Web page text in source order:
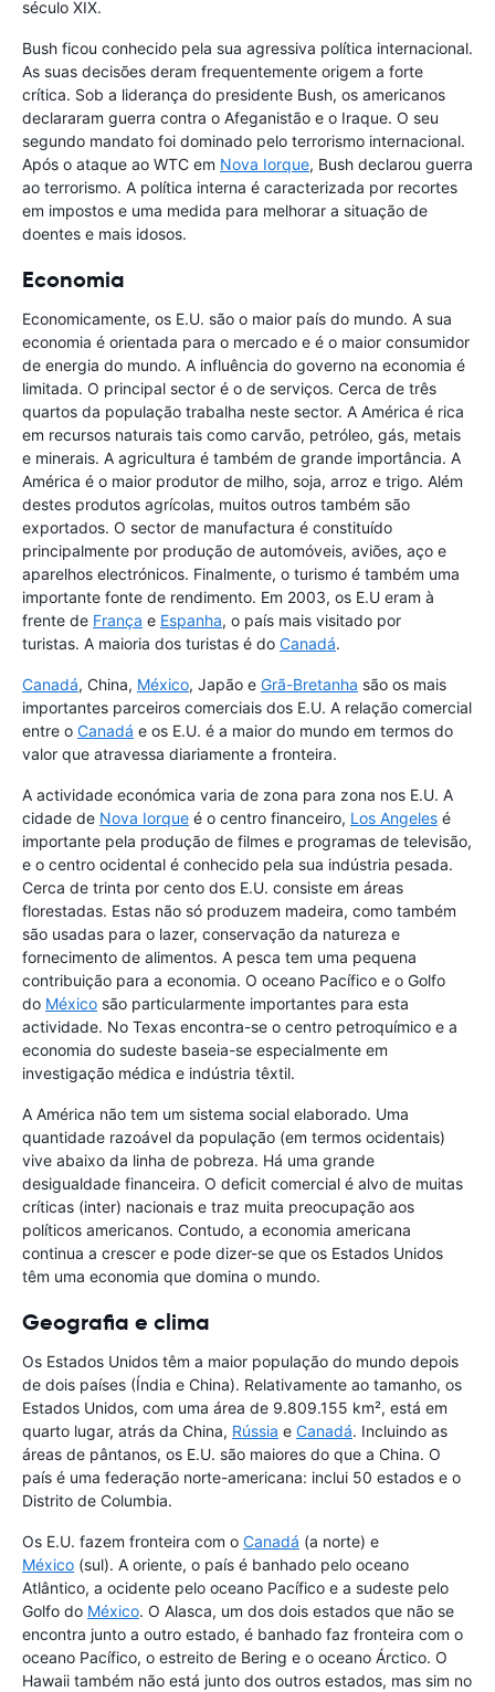
século XIX.
Bush ficou conhecido pela sua agressiva política internacional.
As suas decisões deram frequentemente origem a forte
crítica. Sob a liderança do presidente Bush, os americanos
declararam guerra contra o Afeganistão e o Iraque. O seu
segundo mandato foi dominado pelo terrorismo internacional.
Após o ataque ao WTC em Nova Iorque, Bush declarou guerra
ao terrorismo. A política interna é caracterizada por recortes
em impostos e uma medida para melhorar a situação de
doentes e mais idosos.
Economia
Economicamente, os E.U. são o maior país do mundo. A sua
economia é orientada para o mercado e é o maior consumidor
de energia do mundo. A influência do governo na economia é
limitada. O principal sector é o de serviços. Cerca de três
quartos da população trabalha neste sector. A América é rica
em recursos naturais tais como carvão, petróleo, gás, metais
e minerais. A agricultura é também de grande importância. A
América é o maior produtor de milho, soja, arroz e trigo. Além
destes produtos agrícolas, muitos outros também são
exportados. O sector de manufactura é constituído
principalmente por produção de automóveis, aviões, aço e
aparelhos electrónicos. Finalmente, o turismo é também uma
importante fonte de rendimento. Em 2003, os E.U eram à
frente de França e Espanha, o país mais visitado por
turistas. A maioria dos turistas é do Canadá.
Canadá, China, México, Japão e Grã-Bretanha são os mais
importantes parceiros comerciais dos E.U. A relação comercial
entre o Canadá e os E.U. é a maior do mundo em termos do
valor que atravessa diariamente a fronteira.
A actividade económica varia de zona para zona nos E.U. A
cidade de Nova Iorque é o centro financeiro, Los Angeles é
importante pela produção de filmes e programas de televisão,
e o centro ocidental é conhecido pela sua indústria pesada.
Cerca de trinta por cento dos E.U. consiste em áreas
florestadas. Estas não só produzem madeira, como também
são usadas para o lazer, conservação da natureza e
fornecimento de alimentos. A pesca tem uma pequena
contribuição para a economia. O oceano Pacífico e o Golfo
do México são particularmente importantes para esta
actividade. No Texas encontra-se o centro petroquímico e a
economia do sudeste baseia-se especialmente em
investigação médica e indústria têxtil.
A América não tem um sistema social elaborado. Uma
quantidade razoável da população (em termos ocidentais)
vive abaixo da linha de pobreza. Há uma grande
desigualdade financeira. O deficit comercial é alvo de muitas
críticas (inter) nacionais e traz muita preocupação aos
políticos americanos. Contudo, a economia americana
continua a crescer e pode dizer-se que os Estados Unidos
têm uma economia que domina o mundo.
Geografia e clima
Os Estados Unidos têm a maior população do mundo depois
de dois países (Índia e China). Relativamente ao tamanho, os
Estados Unidos, com uma área de 9.809.155 km², está em
quarto lugar, atrás da China, Rússia e Canadá. Incluindo as
áreas de pântanos, os E.U. são maiores do que a China. O
país é uma federação norte-americana: inclui 50 estados e o
Distrito de Columbia.
Os E.U. fazem fronteira com o Canadá (a norte) e
México (sul). A oriente, o país é banhado pelo oceano
Atlântico, a ocidente pelo oceano Pacífico e a sudeste pelo
Golfo do México. O Alasca, um dos dois estados que não se
encontra junto a outro estado, é banhado faz fronteira com o
oceano Pacífico, o estreito de Bering e o oceano Árctico. O
Hawaii também não está junto dos outros estados, mas sim no